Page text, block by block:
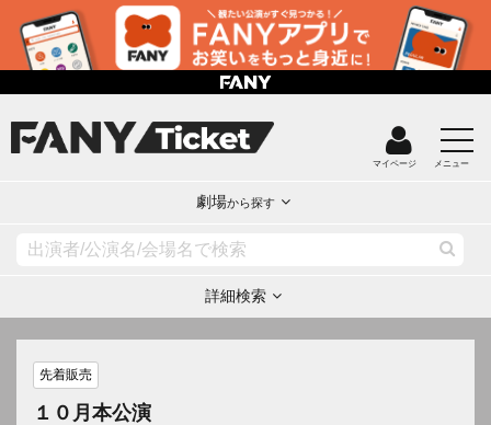
マイページ メニュー
劇場から探す
詳細検索
先着販売
１０月本公演